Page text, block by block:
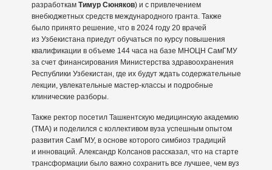
разработкам Тимур Сюняков) и с привлечением
внебюджетных средств международного гранта. Также
было принято решение, что в 2024 году 20 врачей
из Узбекистана приедут обучаться по курсу повышения
квалификации в объеме 144 часа на базе МНОЦН СамГМУ
за счет финансирования Министерства здравоохранения
Республики Узбекистан, где их будут ждать содержательные
лекции, увлекательные мастер-классы и подробные
клинические разборы.
Также ректор посетил Ташкентскую медицинскую академию
(ТМА) и поделился с коллективом вуза успешным опытом
развития СамГМУ, в основе которого симбиоз традиций
и инноваций. Александр Колсанов рассказал, что на старте
трансформации было важно сохранить все лучшее, чем вуз